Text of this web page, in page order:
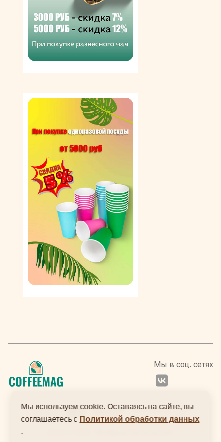
сохнут более суток при достаточно низких
температурах. Ассортимент бренда разнообразен –
здесь и классические виды длинной пасты, и мелкие
макароны для заправки первых блюд, и вариации из
цельнозерновой муки. Благодаря особенностям
состава и способа изготовления, макароны Luciana
полезными блюдами традиционной итальянской
кухни, не выходя из дома!
Мы в соц. сетях
Мы используем cookie. Оставаясь на сайте, вы
соглашаетесь с Политикой обработки данных
.